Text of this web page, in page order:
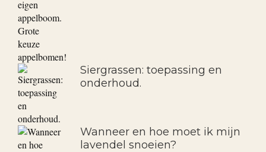
Siergrassen: toepassing en
onderhoud.
Wanneer en hoe moet ik mijn
lavendel snoeien?